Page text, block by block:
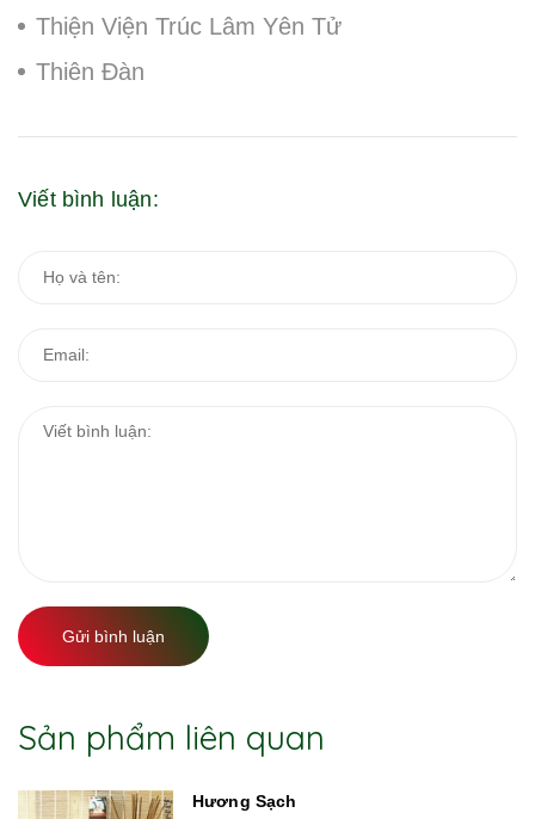
Thiện Viện Trúc Lâm Yên Tử
Thiên Đàn
Viết bình luận:
Gửi bình luận
Sản phẩm liên quan
Hương Sạch